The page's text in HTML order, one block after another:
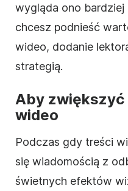
wygląda ono bardziej
chcesz podnieść
wideo, dodanie
strategią.
Aby
wideo
Podczas gdy treści
się wiadomością z
świetnych efektów